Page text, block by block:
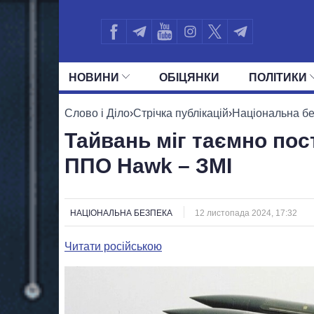
НОВИНИ ОБIЦЯНКИ ПОЛIТИКИ
УСІ ПОЛІТИКИ ПРЕЗИДЕНТ І
Слово і Діло›Стрічка публікацій›Національна
Тайвань міг таємно
ППО Hawk – ЗМІ
НАЦІОНАЛЬНА БЕЗПЕКА 12 листопада 2024, 17:32
Читати російською